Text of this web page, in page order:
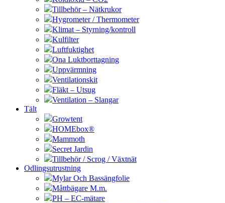
Tillbehör – Nätkrukor
Hygrometer / Thermometer
Klimat – Styrning/kontroll
Kulfilter
Luftfuktighet
Ona Luktborttagning
Uppvärmning
Ventilationskit
Fläkt – Utsug
Ventilation – Slangar
Tält
Growtent
HOMEbox®
Mammoth
Secret Jardin
Tillbehör / Scrog / Växtnät
Odlingsutrustning
Mylar Och Bassängfolie
Måttbägare M.m.
PH – EC-mätare